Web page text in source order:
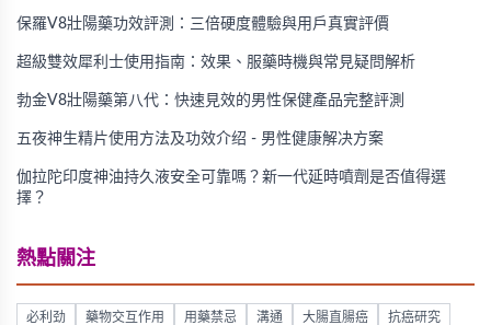
保羅V8壯陽藥功效評測：三倍硬度體驗與用戶真實評價
超級雙效犀利士使用指南：效果、服藥時機與常見疑問解析
勃金V8壯陽藥第八代：快速見效的男性保健產品完整評測
五夜神生精片使用方法及功效介绍 - 男性健康解决方案
伽拉陀印度神油持久液安全可靠嗎？新一代延時噴劑是否值得選
擇？
熱點關注
必利劲 藥物交互作用 用藥禁忌 溝通 大腸直腸癌 抗癌研究